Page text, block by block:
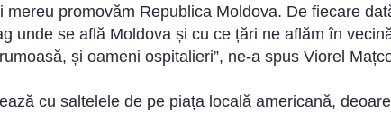
mereu promovăm Republica Moldova. De fiecare
unde se află Moldova și cu ce țări ne aflăm în
și oameni ospitalieri”, ne-a spus Viorel
cu saltelele de pe piața locală americană,